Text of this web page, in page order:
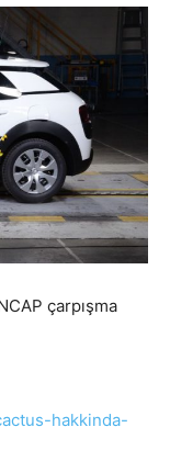
çarpışma
hakkinda-